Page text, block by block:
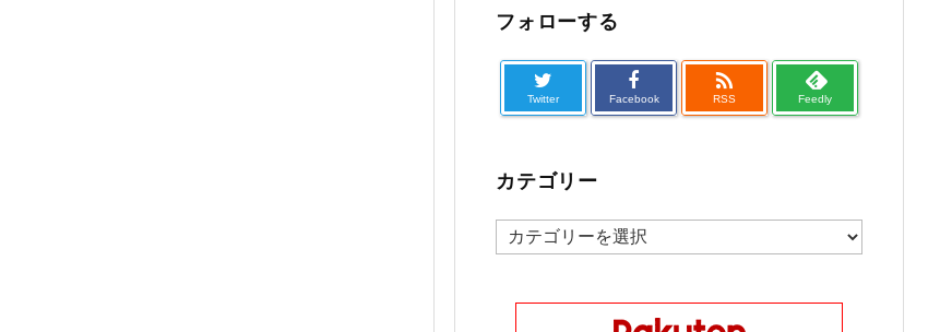
フォローする
Twitter Facebook

RSS Feedly
カテゴリー
カ